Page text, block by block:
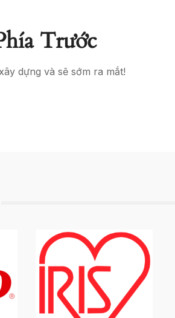
Trước
dựng và sẽ sớm ra mắt!